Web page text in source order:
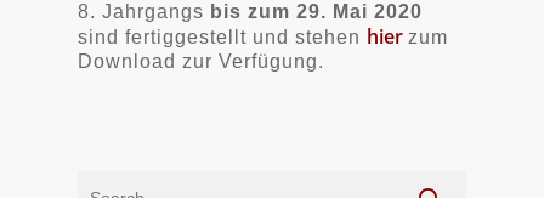
8. Jahrgangs bis zum 29. Mai 2020
sind fertiggestellt und stehen hier zum
Download zur Verfügung.